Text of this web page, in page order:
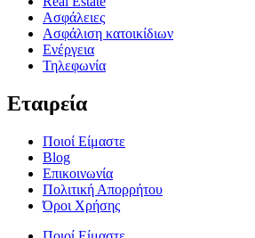
Ασφάλειες
Ασφάλιση κατοικίδιων
Ενέργεια
Τηλεφωνία
Εταιρεία
Ποιοί Είμαστε
Blog
Επικοινωνία
Πολιτική Απορρήτου
Όροι Χρήσης